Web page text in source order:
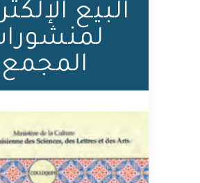
البيع
المجمع